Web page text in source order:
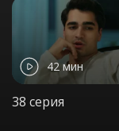
42 мин
38 серия